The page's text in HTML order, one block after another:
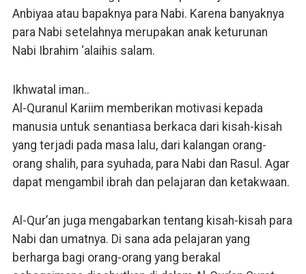
Anbiyaa atau bapaknya para Nabi. Karena banyaknya
para Nabi setelahnya merupakan anak keturunan
Nabi Ibrahim ‘alaihis salam.
Ikhwatal iman..
Al-Quranul Kariim memberikan motivasi kepada
manusia untuk senantiasa berkaca dari kisah-kisah
yang terjadi pada masa lalu, dari kalangan orang-
orang shalih, para syuhada, para Nabi dan Rasul. Agar
dapat mengambil ibrah dan pelajaran dan ketakwaan.
Al-Qur’an juga mengabarkan tentang kisah-kisah para
Nabi dan umatnya. Di sana ada pelajaran yang
berharga bagi orang-orang yang berakal